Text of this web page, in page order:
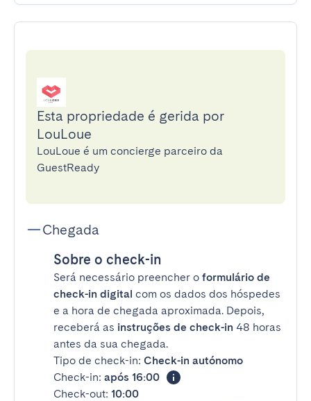
Esta propriedade é gerida por
LouLoue
LouLoue é um concierge parceiro da
GuestReady
Chegada
Sobre o check-in
Será necessário preencher o formulário de
check-in digital com os dados dos hóspedes
e a hora de chegada aproximada. Depois,
receberá as instruções de check-in 48 horas
antes da sua chegada.
Tipo de check-in: Check-in autónomo
Check-in: após 16:00
Check-out: 10:00